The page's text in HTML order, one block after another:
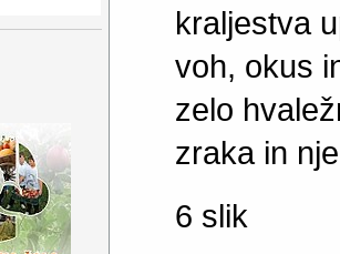
kraljestva
voh, okus
zelo
zraka in
6 slik